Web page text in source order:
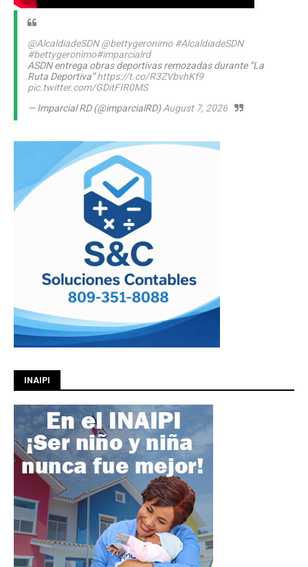
@AlcaldiadeSDN @bettygeronimo #AlcaldiadeSDN
#bettygeronimo#imparcialrd
ASDN entrega obras deportivas remozadas durante “La
Ruta Deportiva”https://t.co/R3ZVbvhKf9
pic.twitter.com/GDitFIR0MS
— Imparcial RD (@imparcialRD)August 7, 2026
INAIPI